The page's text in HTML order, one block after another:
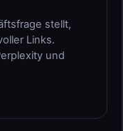
stellt,
Links.
und